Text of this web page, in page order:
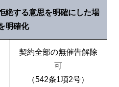
絶する意思を明確にした場
明確化
契約全部の無催告解除
可
（542条1項2号）